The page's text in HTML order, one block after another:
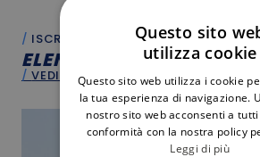
ISCRITTI
ELENCO ISCRITTI
VEDI TUTTO
Questo sito
utilizza cookie
Questo sito web utilizza i cookie
la tua esperienza di navigazione.
nostro sito web acconsenti a
conformità con la nostra policy
Leggi di più